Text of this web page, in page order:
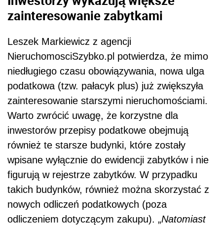
zainteresowanie zabytkami
Leszek Markiewicz z agencji
NieruchomosciSzybko.pl potwierdza, że mimo
niedługiego czasu obowiązywania, nowa ulga
podatkowa (tzw. pałacyk plus) już zwiększyła
zainteresowanie starszymi nieruchomościami.
Warto zwrócić uwagę, że korzystne dla
inwestorów przepisy podatkowe obejmują
również te starsze budynki, które zostały
wpisane wyłącznie do ewidencji zabytków i nie
figurują w rejestrze zabytków. W przypadku
takich budynków, również można skorzystać z
nowych odliczeń podatkowych (poza
odliczeniem dotyczącym zakupu). „Natomiast